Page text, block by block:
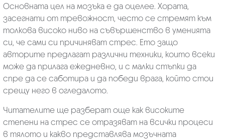
Основната цел на мозъка е да оцелее. Хората,
засегнати от тревожност, често се стремят към
толкова високо ниво на съвършенство в уменията
си, че сами си причиняват стрес. Ето защо
авторите предлагат различни техники, които всеки
може да прилага ежедневно, и с малки стъпки да
спре да се саботира и да победи врага, който стои
срещу него в огледалото.
Читателите ще разберат още как високите
степени на стрес се отразяват на всички процеси
в тялото и какво представлява мозъчната